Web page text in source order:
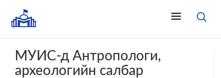
МУИС-д Антропологи,
археологийн салбар